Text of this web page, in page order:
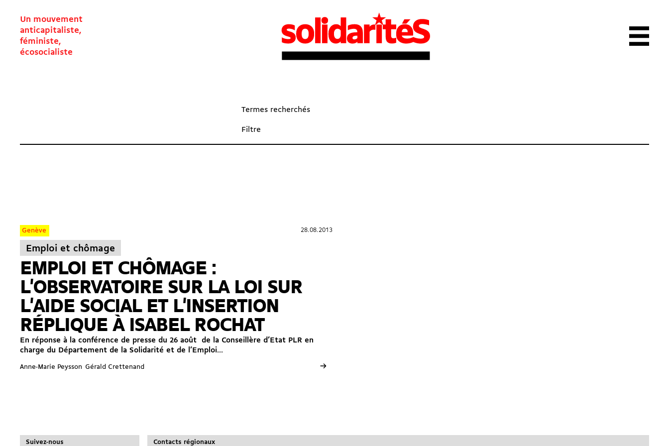
Un mouvement
anticapitaliste,
féministe,
écosocialiste
Termes recherchés
Filtre
28.08.2013
Genève 28.08.2013
Emploi et chômage
EMPLOI ET CHÔMAGE :
L'OBSERVATOIRE SUR LA LOI SUR
L'AIDE SOCIAL ET L'INSERTION
RÉPLIQUE À ISABEL ROCHAT
En réponse à la conférence de presse du 26 août de la Conseillère d’Etat PLR en
charge du Département de la Solidarité et de l’Emploi...
Anne-Marie Peysson Gérald Crettenand →
Suivez-nous Contacts régionaux